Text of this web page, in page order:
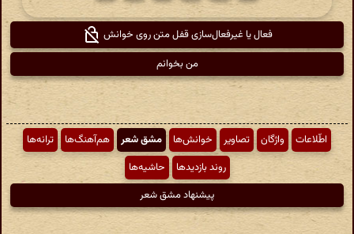
فعال یا غیرفعال‌سازی قفل متن روی خوانش
من بخوانم
اطّلاعات واژگان تصاویر خوانش‌ها مشق شعر هم‌آهنگ‌ها
ترانه‌ها
روند بازدیدها
حاشیه‌ها
پیشنهاد مشق شعر